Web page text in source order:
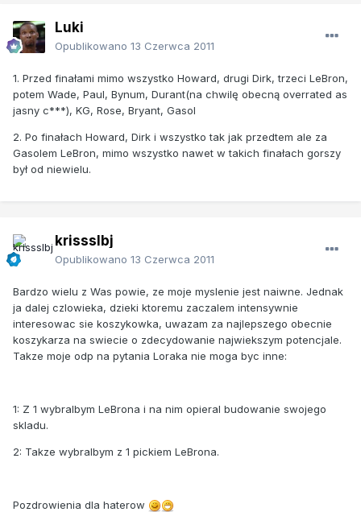
Luki
Opublikowano 13 Czerwca 2011
1. Przed finałami mimo wszystko Howard, drugi Dirk, trzeci LeBron,
potem Wade, Paul, Bynum, Durant(na chwilę obecną overrated as
jasny c***), KG, Rose, Bryant, Gasol
2. Po finałach Howard, Dirk i wszystko tak jak przedtem ale za
Gasolem LeBron, mimo wszystko nawet w takich finałach gorszy
był od niewielu.
krissslbj
Opublikowano 13 Czerwca 2011
Bardzo wielu z Was powie, ze moje myslenie jest naiwne. Jednak
ja dalej czlowieka, dzieki ktoremu zaczalem intensywnie
interesowac sie koszykowka, uwazam za najlepszego obecnie
koszykarza na swiecie o zdecydowanie najwiekszym potencjale.
Takze moje odp na pytania Loraka nie moga byc inne:
1: Z 1 wybralbym LeBrona i na nim opieral budowanie swojego
skladu.
2: Takze wybralbym z 1 pickiem LeBrona.
Pozdrowienia dla haterow